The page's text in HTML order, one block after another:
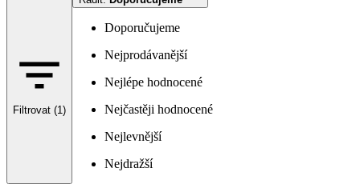
Filtrovat (1)
Doporučujeme
Nejprodávanější
Nejlépe hodnocené
Nejčastěji hodnocené
Nejlevnější
Nejdražší